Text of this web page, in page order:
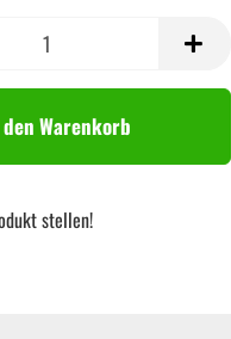
Warenkorb
stellen!